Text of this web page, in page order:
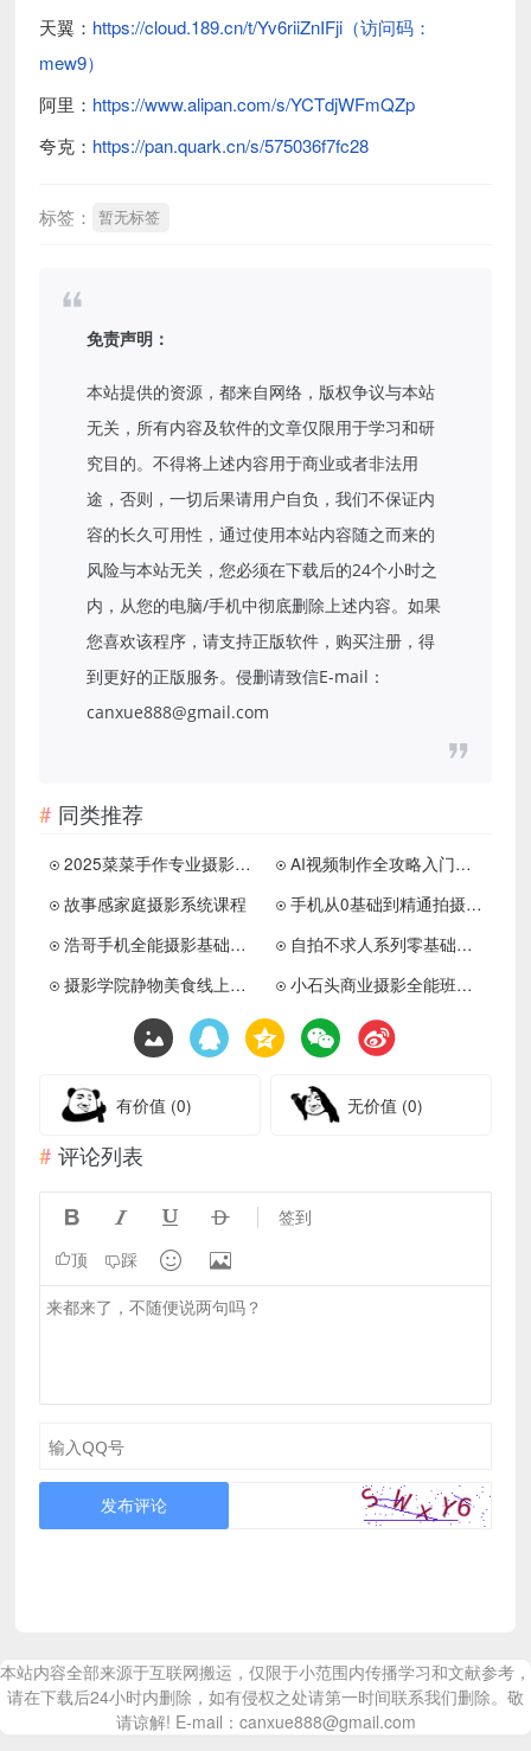
天翼： https://cloud.189.cn/t/Yv6riiZnIFji（访问码：
mew9）
阿里： https://www.alipan.com/s/YCTdjWFmQZp
夸克： https://pan.quark.cn/s/575036f7fc28
标签： 暂无标签
免责声明：
本站提供的资源，都来自网络，版权争议与本站
无关，所有内容及软件的文章仅限用于学习和研
究目的。不得将上述内容用于商业或者非法用
途，否则，一切后果请用户自负，我们不保证内
容的长久可用性，通过使用本站内容随之而来的
风险与本站无关，您必须在下载后的24个小时之
内，从您的电脑/手机中彻底删除上述内容。如果
您喜欢该程序，请支持正版软件，购买注册，得
到更好的正版服务。侵删请致信E-mail：
canxue888@gmail.com
同类推荐
2025菜菜手作专业摄影训练营
AI视频制作全攻略入门到精通
故事感家庭摄影系统课程
手机从0基础到精通拍摄手法
浩哥手机全能摄影基础进阶大神课
自拍不求人系列零基础学起
摄影学院静物美食线上大师班
小石头商业摄影全能班视频课程
有价值 (0) 无价值 (0)
评论列表
    签到
顶 踩  
发布评论
本站内容全部来源于互联网搬运，仅限于小范围内传播学习和文献参考，
请在下载后24小时内删除，如有侵权之处请第一时间联系我们删除。敬
请谅解! E-mail：canxue888@gmail.com